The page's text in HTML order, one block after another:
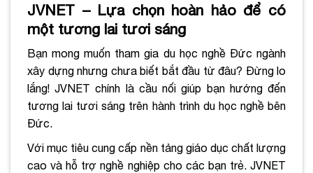
JVNET – Lựa chọn hoàn hảo để có
một tương lai tươi sáng
Bạn mong muốn tham gia du học nghề Đức ngành
xây dựng nhưng chưa biết bắt đầu từ đâu? Đừng lo
lắng! JVNET chính là cầu nối giúp bạn hướng đến
tương lai tươi sáng trên hành trình du học nghề bên
Đức.
Với mục tiêu cung cấp nền tảng giáo dục chất lượng
cao và hỗ trợ nghề nghiệp cho các bạn trẻ. JVNET